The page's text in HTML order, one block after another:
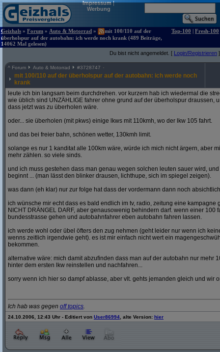
Impressum|
Werbung
Geizhals » Forum » Auto & Motorrad »
mit 100/110 auf der
überholspur auf der autobahn: ich werde noch krank (489 Beiträge,
14062 Mal gelesen)
Top-100 | Fresh-100
Du bist nicht angemeldet. [ Login/Registrieren ]
^ Forum Auto & Motorrad #3728747
mit 100/110 auf der überholspur auf der autobahn: ich werde noch
krank
leute ich bin langsam beim durchdrehen. vor kurzem hab ich wiedermal die
wie üblich sind UNZÄHLIGE fahrer ohne grund auf der überholspur draussen,
dass jetzt was zu überholen wäre.
oder... sie überholen (mit pkws) einige lkws mit 110kmh, wo der lkw 105 fahrt.
und das bei freier bahn, schönen wetter, 130kmh limit.
solange es nur 1 kanditat alle 100km wäre, würde ich mich nicht ärgern, aber
mehr zählen. so viele sinds.
und ich muss gestehen dass man genau wegen solchen leuten sauer wird,
beginnt ... (man lässt den blinker drausen, lichthupe, sich im spiegel zeigen).
was dann (eh klar) nur zur folge hat dass der vordermann dann noch
ich wünsche mir echt dass es bald endlich im tv, radio, zeitung eine kampagne
NICHT DRÄNGEL DARF, aber genausowenig behindern darf. wenn einer 100
bundesstrasse gehen und autobahnfahrer eben autobahn fahren lassen.
ich werde wohl oder übel öfters den zug nehmen (geht leider nur wenn ich
wenns zeitlich irgendwie geht). es ist mir einfach nicht wert ein
bekommen.
alternative wäre: mich damit abzufinden dass man auf der autobahn nur mehr
hinter dem ersten lkw reinstellen und nachfahren...
sorry wenn ich hier so dampf ablasse, aber vlt. gehts jemanden gleich und wir
Ich hab was gegen off topics.
24.10.2006, 12:43 Uhr - Editiert von User86994 , alte Version: hier